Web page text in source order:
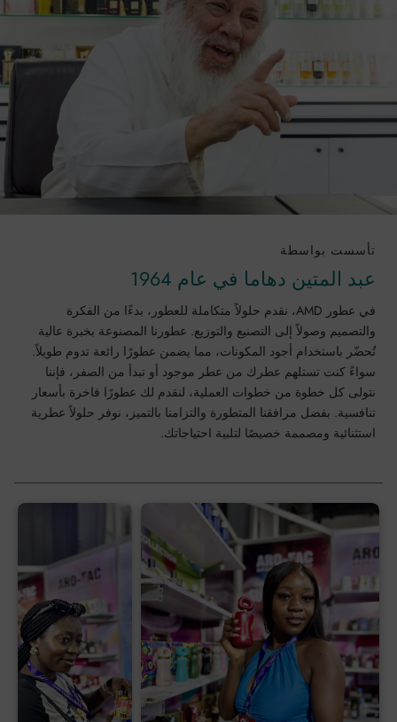
تأسست بواسطة
عبد المتين دهاما في عام 1964
في عطور AMD، نقدم حلولاً متكاملة للعطور، بدءًا من الفكرة
والتصميم وصولاً إلى التصنيع والتوزيع. عطورنا المصنوعة بخبرة عالية
تُحضّر باستخدام أجود المكونات، مما يضمن عطورًا رائعة تدوم طويلاً.
سواءً كنت تستلهم عطرك من عطر موجود أو تبدأ من الصفر، فإننا
نتولى كل خطوة من خطوات العملية، لنقدم لك عطورًا فاخرة بأسعار
تنافسية. بفضل مرافقنا المتطورة والتزامنا بالتميز، نوفر حلولاً عطرية
استثنائية ومصممة خصيصًا لتلبية احتياجاتك.